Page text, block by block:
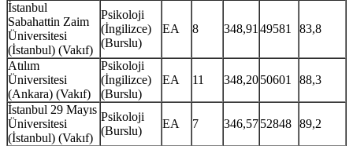
İstanbul
Sabahattin Zaim
Üniversitesi
(İstanbul) (Vakıf)
Psikoloji
(İngilizce)
(Burslu)
EA 8 348,9149581 83,8
Atılım
Üniversitesi
(Ankara) (Vakıf)
Psikoloji
(İngilizce)
(Burslu)
EA 11 348,2050601 88,3
İstanbul 29 Mayıs
Üniversitesi
(İstanbul) (Vakıf)
Psikoloji
(Burslu)
EA 7 346,5752848 89,2